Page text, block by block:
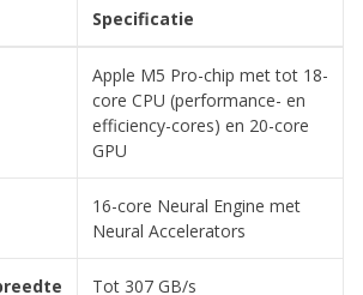
Specificatie
Apple M5 Pro-chip met tot 18-
core CPU (performance- en
efficiency-cores) en 20-core
GPU
16-core Neural Engine met
Neural Accelerators
Tot 307 GB/s